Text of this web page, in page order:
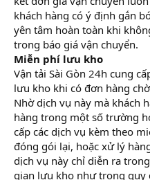
khách hàng có ý định gắn
yên tâm hoàn toàn khi
trong báo giá vận chuyển.
Miễn phí lưu kho
Vận tải Sài Gòn 24h cung
lưu kho khi có đơn hàng
Nhờ dịch vụ này mà khách
hàng trong một số trường
cấp các dịch vụ kèm theo
đóng gói lại, hoặc xử lý
dịch vụ này chỉ diễn ra
gian lưu kho như trong quy